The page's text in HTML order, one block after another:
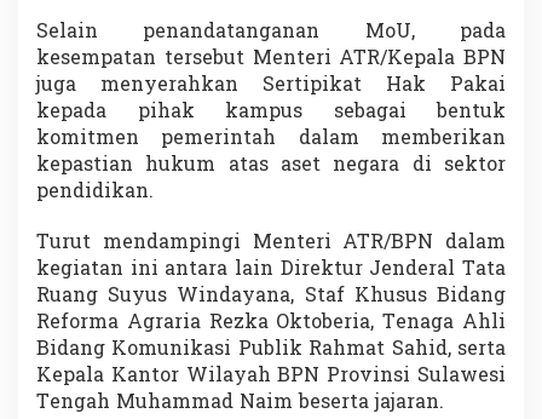
Selain penandatanganan MoU, pada
kesempatan tersebut Menteri ATR/Kepala BPN
juga menyerahkan Sertipikat Hak Pakai
kepada pihak kampus sebagai bentuk
komitmen pemerintah dalam memberikan
kepastian hukum atas aset negara di sektor
pendidikan.
Turut mendampingi Menteri ATR/BPN dalam
kegiatan ini antara lain Direktur Jenderal Tata
Ruang Suyus Windayana, Staf Khusus Bidang
Reforma Agraria Rezka Oktoberia, Tenaga Ahli
Bidang Komunikasi Publik Rahmat Sahid, serta
Kepala Kantor Wilayah BPN Provinsi Sulawesi
Tengah Muhammad Naim beserta jajaran.